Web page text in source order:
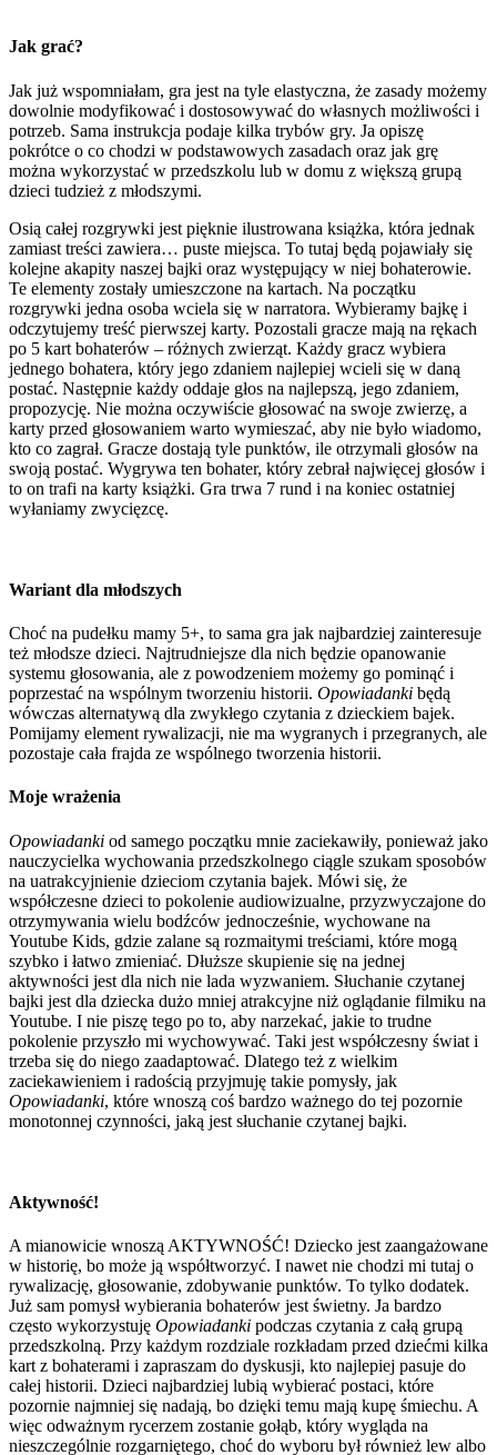
Jak grać?
Jak już wspomniałam, gra jest na tyle elastyczna, że zasady możemy
dowolnie modyfikować i dostosowywać do własnych możliwości i
potrzeb. Sama instrukcja podaje kilka trybów gry. Ja opiszę
pokrótce o co chodzi w podstawowych zasadach oraz jak grę
można wykorzystać w przedszkolu lub w domu z większą grupą
dzieci tudzież z młodszymi.
Osią całej rozgrywki jest pięknie ilustrowana książka, która jednak
zamiast treści zawiera… puste miejsca. To tutaj będą pojawiały się
kolejne akapity naszej bajki oraz występujący w niej bohaterowie.
Te elementy zostały umieszczone na kartach. Na początku
rozgrywki jedna osoba wciela się w narratora. Wybieramy bajkę i
odczytujemy treść pierwszej karty. Pozostali gracze mają na rękach
po 5 kart bohaterów – różnych zwierząt. Każdy gracz wybiera
jednego bohatera, który jego zdaniem najlepiej wcieli się w daną
postać. Następnie każdy oddaje głos na najlepszą, jego zdaniem,
propozycję. Nie można oczywiście głosować na swoje zwierzę, a
karty przed głosowaniem warto wymieszać, aby nie było wiadomo,
kto co zagrał. Gracze dostają tyle punktów, ile otrzymali głosów na
swoją postać. Wygrywa ten bohater, który zebrał najwięcej głosów i
to on trafi na karty książki. Gra trwa 7 rund i na koniec ostatniej
wyłaniamy zwycięzcę.
Wariant dla młodszych
Choć na pudełku mamy 5+, to sama gra jak najbardziej zainteresuje
też młodsze dzieci. Najtrudniejsze dla nich będzie opanowanie
systemu głosowania, ale z powodzeniem możemy go pominąć i
poprzestać na wspólnym tworzeniu historii. Opowiadanki będą
wówczas alternatywą dla zwykłego czytania z dzieckiem bajek.
Pomijamy element rywalizacji, nie ma wygranych i przegranych, ale
pozostaje cała frajda ze wspólnego tworzenia historii.
Moje wrażenia
Opowiadanki od samego początku mnie zaciekawiły, ponieważ jako
nauczycielka wychowania przedszkolnego ciągle szukam sposobów
na uatrakcyjnienie dzieciom czytania bajek. Mówi się, że
współczesne dzieci to pokolenie audiowizualne, przyzwyczajone do
otrzymywania wielu bodźców jednocześnie, wychowane na
Youtube Kids, gdzie zalane są rozmaitymi treściami, które mogą
szybko i łatwo zmieniać. Dłuższe skupienie się na jednej
aktywności jest dla nich nie lada wyzwaniem. Słuchanie czytanej
bajki jest dla dziecka dużo mniej atrakcyjne niż oglądanie filmiku na
Youtube. I nie piszę tego po to, aby narzekać, jakie to trudne
pokolenie przyszło mi wychowywać. Taki jest współczesny świat i
trzeba się do niego zaadaptować. Dlatego też z wielkim
zaciekawieniem i radością przyjmuję takie pomysły, jak
Opowiadanki, które wnoszą coś bardzo ważnego do tej pozornie
monotonnej czynności, jaką jest słuchanie czytanej bajki.
Aktywność!
A mianowicie wnoszą AKTYWNOŚĆ! Dziecko jest zaangażowane
w historię, bo może ją współtworzyć. I nawet nie chodzi mi tutaj o
rywalizację, głosowanie, zdobywanie punktów. To tylko dodatek.
Już sam pomysł wybierania bohaterów jest świetny. Ja bardzo
często wykorzystuję Opowiadanki podczas czytania z całą grupą
przedszkolną. Przy każdym rozdziale rozkładam przed dziećmi kilka
kart z bohaterami i zapraszam do dyskusji, kto najlepiej pasuje do
całej historii. Dzieci najbardziej lubią wybierać postaci, które
pozornie najmniej się nadają, bo dzięki temu mają kupę śmiechu. A
więc odważnym rycerzem zostanie gołąb, który wygląda na
nieszczególnie rozgarniętego, choć do wyboru był również lew albo